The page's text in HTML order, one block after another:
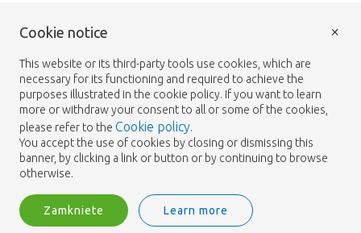
Cookie notice
This website or its third-party tools use cookies, which are
necessary for its functioning and required to achieve the
purposes illustrated in the cookie policy. If you want to learn
more or withdraw your consent to all or some of the cookies,
please refer to the Cookie policy.
You accept the use of cookies by closing or dismissing this
banner, by clicking a link or button or by continuing to browse
otherwise.
Zamkniete Learn more
×